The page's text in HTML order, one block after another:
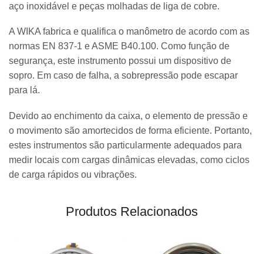
aço inoxidável e peças molhadas de liga de cobre.
A WIKA fabrica e qualifica o manômetro de acordo com as
normas EN 837-1 e ASME B40.100. Como função de
segurança, este instrumento possui um dispositivo de
sopro. Em caso de falha, a sobrepressão pode escapar
para lá.
Devido ao enchimento da caixa, o elemento de pressão e
o movimento são amortecidos de forma eficiente. Portanto,
estes instrumentos são particularmente adequados para
medir locais com cargas dinâmicas elevadas, como ciclos
de carga rápidos ou vibrações.
Produtos Relacionados